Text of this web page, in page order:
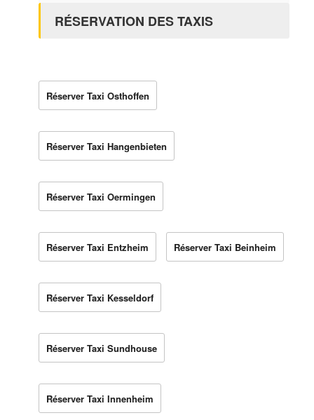
RÉSERVATION DES TAXIS
Réserver Taxi Osthoffen
Réserver Taxi Hangenbieten
Réserver Taxi Oermingen
Réserver Taxi Entzheim Réserver Taxi Beinheim
Réserver Taxi Kesseldorf
Réserver Taxi Sundhouse
Réserver Taxi Innenheim